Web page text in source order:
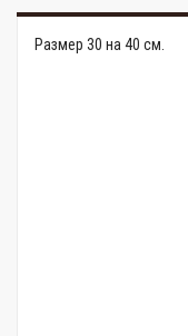
Размер 30 на 40 см.